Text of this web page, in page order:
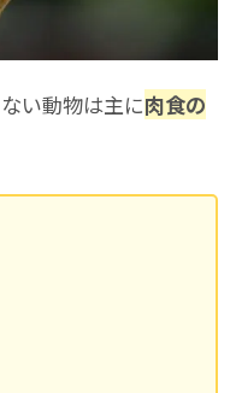
い動物は主に肉食の